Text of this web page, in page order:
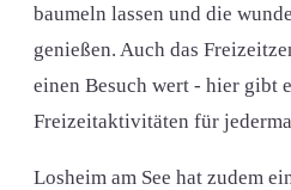
baumeln lassen und die
genießen. Auch das
einen Besuch wert - hier gibt
Freizeitaktivitäten für
Losheim am See hat zudem